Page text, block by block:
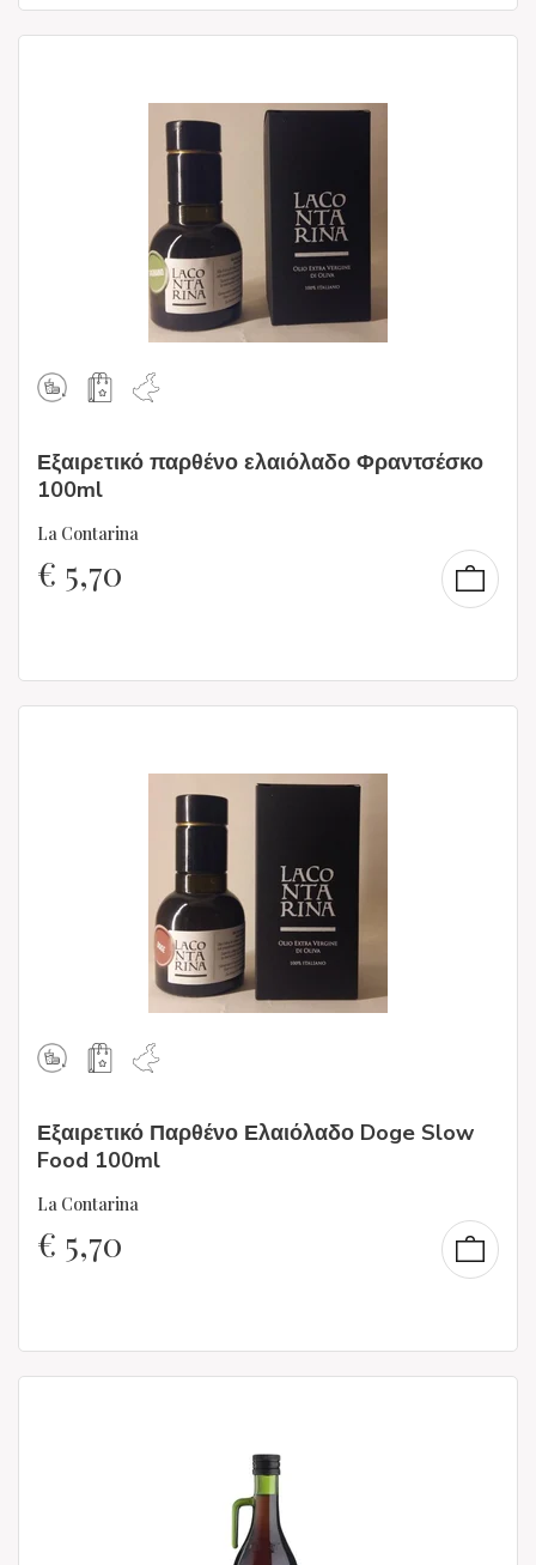
Εξαιρετικό παρθένο ελαιόλαδο Φραντσέσκο
100ml
La Contarina
€ 5,70
Εξαιρετικό Παρθένο Ελαιόλαδο Doge Slow
Food 100ml
La Contarina
€ 5,70